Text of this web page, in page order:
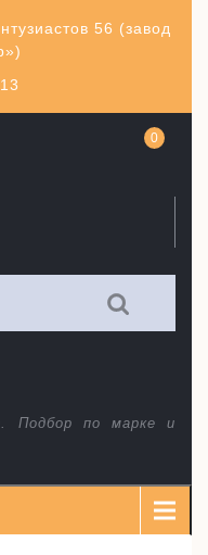
56 (завод
Подбор по марке и
0